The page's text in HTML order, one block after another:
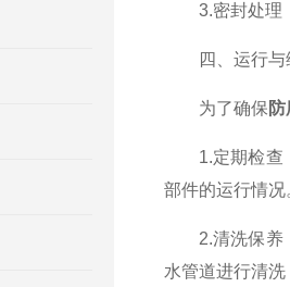
3.密封处理：
四、运行与
为了确保
1.定期检查：
部件的运行情况
2.清洗保养：
水管道进行清